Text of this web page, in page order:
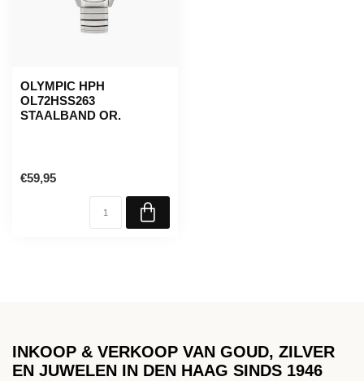
OLYMPIC HPH
OL72HSS263
STAALBAND OR.
€59,95
INKOOP & VERKOOP VAN GOUD, ZILVER
EN JUWELEN IN DEN HAAG SINDS 1946